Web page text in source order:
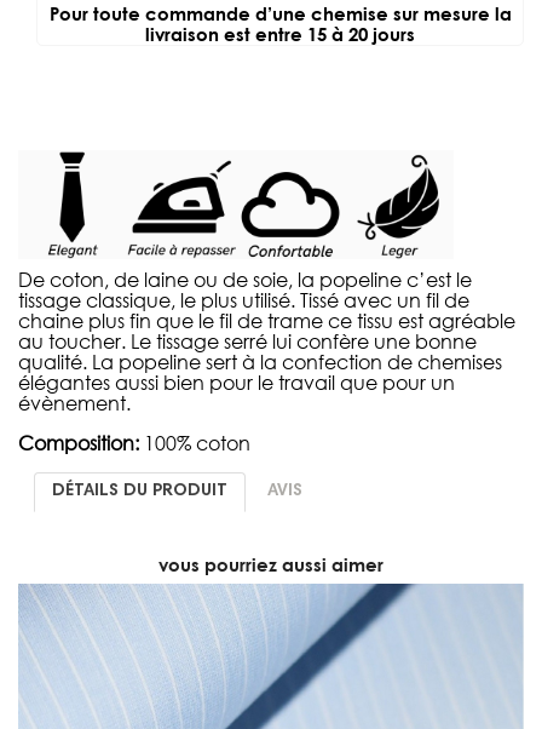
Pour toute commande d’une chemise sur mesure la
livraison est entre 15 à 20 jours
De coton, de laine ou de soie, la popeline c’est le
tissage classique, le plus utilisé. Tissé avec un fil de
chaine plus fin que le fil de trame ce tissu est agréable
au toucher. Le tissage serré lui confère une bonne
qualité. La popeline sert à la confection de chemises
élégantes aussi bien pour le travail que pour un
évènement.
Composition: 100% coton
DÉTAILS DU PRODUIT AVIS
vous pourriez aussi aimer